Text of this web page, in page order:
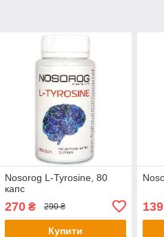
Nosorog L-Tyrosine, 80
капс
270₴ 290 ₴
Купити